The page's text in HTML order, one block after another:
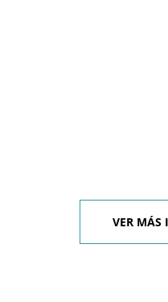
VER MÁS